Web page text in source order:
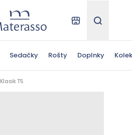
Materasso Kde kúpiťHľadať
Sedačky Rošty Doplnky
Klasik T5